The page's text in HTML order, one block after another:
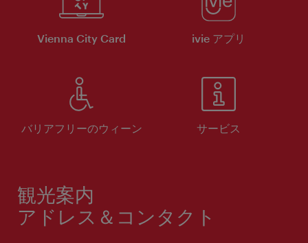
Vienna City Card ivie アプリ
バリアフリーのウィーン サービス
観光案内
アドレス＆コンタクト